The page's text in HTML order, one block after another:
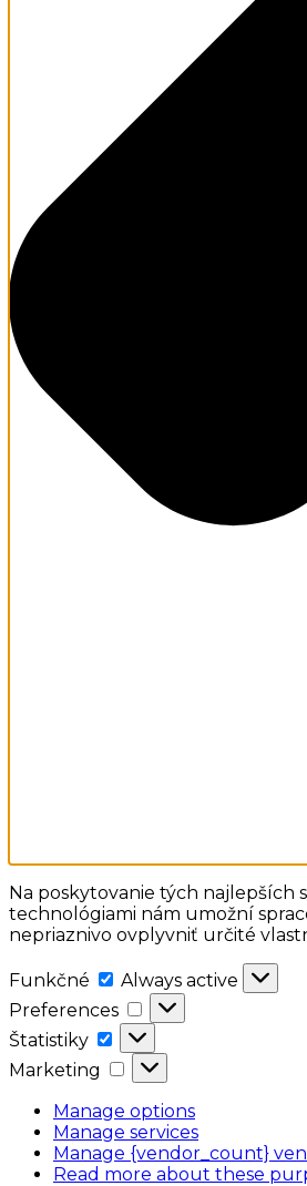
Na poskytovanie tých najlepších
technológiami nám umožní
nepriaznivo ovplyvniť určité
Funkčné Funkčné
Always active
Preferences
Preferences
Štatistiky
Štatistiky
Marketing
Marketing
Manage options
Manage services
Manage {vendor_count}
Read more about these